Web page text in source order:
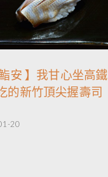
鮨安 】我甘心坐高鐵
的新竹頂尖握壽司
20